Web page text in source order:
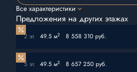
Все характеристики
Предложения на других этажах
2 эт. 49.5 м2 8 558 310 руб.
5 эт. 49.5 м2 8 657 250 руб.